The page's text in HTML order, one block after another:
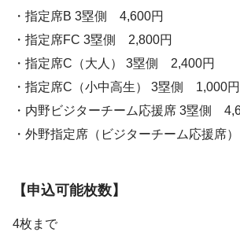
・指定席B 3塁側 4,600円
・指定席FC 3塁側 2,800円
・指定席C（大人） 3塁側 2,400円
・指定席C（小中高生） 3塁側 1,000円
・内野ビジターチーム応援席 3塁側
・外野指定席（ビジターチーム応援席
【申込可能枚数】
4枚まで